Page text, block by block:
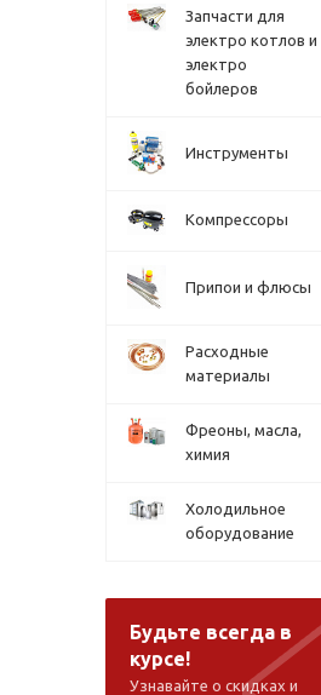
Запчасти для
электро котлов и
электро
бойлеров
Инструменты
Компрессоры
Припои и флюсы
Расходные
материалы
Фреоны, масла,
химия
Холодильное
оборудование
Будьте всегда в
курсе!
Узнавайте о скидках и